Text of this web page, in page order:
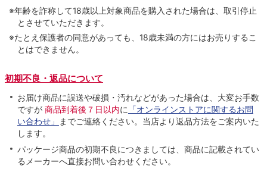
※年齢を詐称して18歳以上対象商品を購入された場合は、取引停止
とさせていただきます。
※たとえ保護者の同意があっても、18歳未満の方にはお売りするこ
とはできません。
初期不良・返品について
お届け商品に誤送や破損・汚れなどがあった場合は、大変お手数
ですが 商品到着後７日以内に 「オンラインストアに関するお問
い合わせ」
までご連絡ください。当店より返品方法をご案内いた
します。
パッケージ商品の初期不良につきましては、商品に記載されてい
るメーカーへ直接お問い合わせください。